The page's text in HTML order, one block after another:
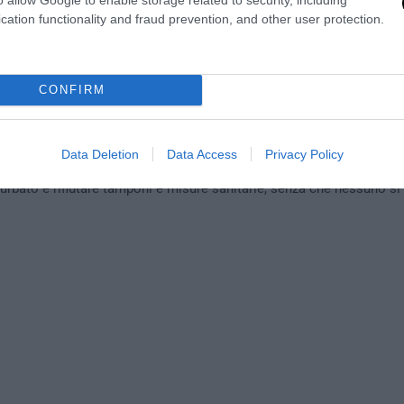
functionality and fraud prevention, and other user protection.
CONFIRM
Data Deletion Data Access Privacy Policy
italiani viene chiesto il green pass per svolgere attività
e gli obblighi imposti dal governo Draghi valgono solo per gli
di fronte auna situazione ridicola e paradossale: chi
il proprio lavoro e le proprie tasse, deve subire continue misure
base sanitaria. Chi, invece, varca illegalmente i confini della nostra
e rifiutare tamponi e misure sanitarie, senza che nessuno si